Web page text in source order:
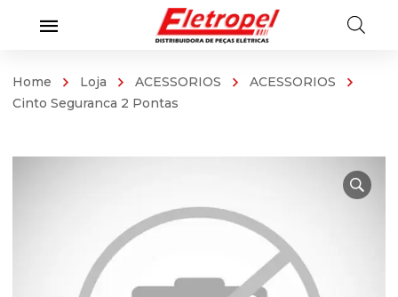
Home Loja ACESSORIOS
ACESSORIOS
Cinto Seguranca 2 Pontas